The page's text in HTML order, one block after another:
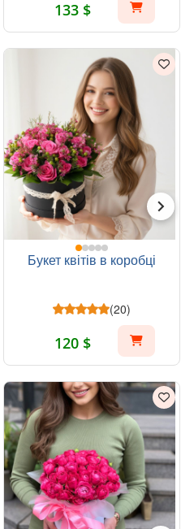
133 $
Букет квітів в коробці
(20)
120 $